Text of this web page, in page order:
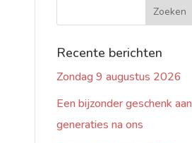
Recente berichten
Zondag 9 augustus 2026
Een bijzonder geschenk aan
generaties na ons